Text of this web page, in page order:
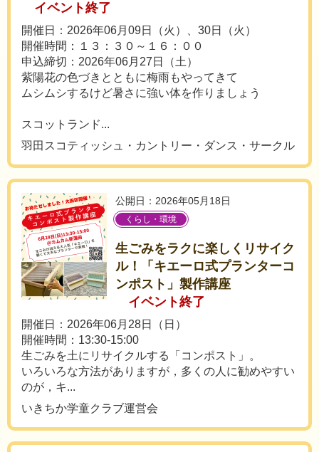
イベント終了
開催日：2026年06月09日（火）、30日（火）
開催時間：１３：３０～１６：００
申込締切：2026年06月27日（土）
紫陽花の色づきとともに梅雨もやってきて
ムシムシするけど暑さに強い体を作りましょう
スコットランド...
羽田スコティッシュ・カントリー・ダンス・サークル
公開日：2026年05月18日
くらし・環境
生ごみをラクに楽しくリサイク
ル！「キエーロ式プランターコ
ンポスト」製作講座
イベント終了
開催日：2026年06月28日（日）
開催時間：13:30-15:00
生ごみを土にリサイクルする「コンポスト」。
いろいろな方法がありますが，多くの人に勧めやすい
のが，キ...
いきちか学童クラブ運営会